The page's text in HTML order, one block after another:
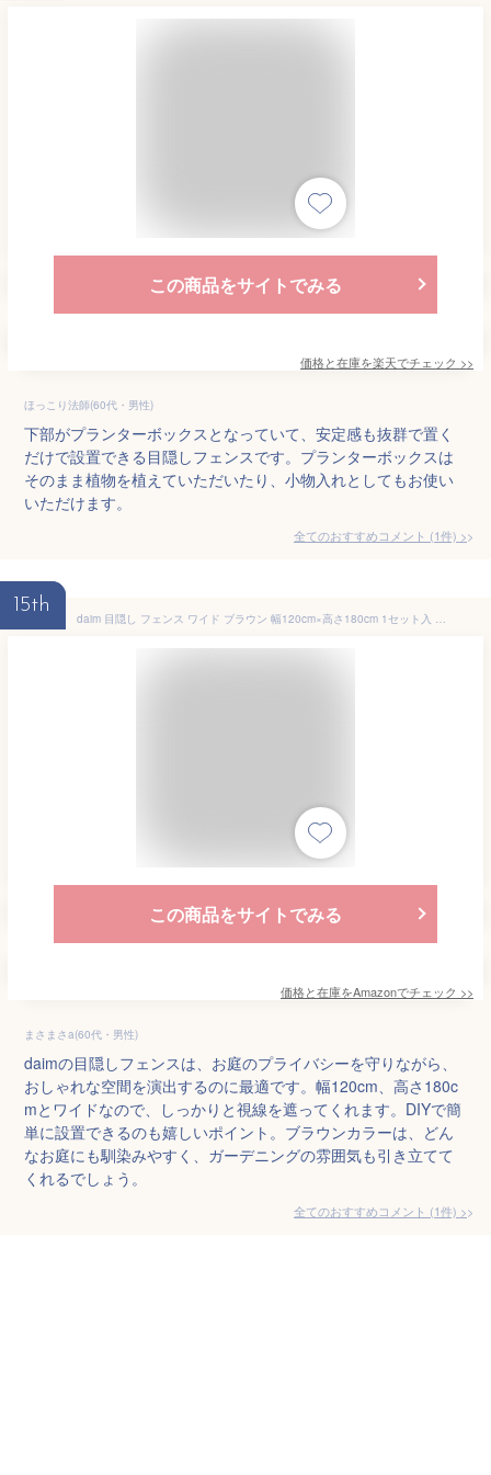
この商品をサイトでみる
価格と在庫を楽天でチェック >>
ほっこり法師(60代・男性)
下部がプランターボックスとなっていて、安定感も抜群で置く
だけで設置できる目隠しフェンスです。プランターボックスは
そのまま植物を植えていただいたり、小物入れとしてもお使い
いただけます。
全てのおすすめコメント (1件) >
15th
daim 目隠し フェンス ワイド ブラウン 幅120cm×高さ180cm 1セット入 DIY 目隠し フェンス 屋外 ガーデン 花壇 ガーデニング 柵 庭 ルーバー エクステリア
この商品をサイトでみる
価格と在庫をAmazonでチェック >>
まさまさa(60代・男性)
daimの目隠しフェンスは、お庭のプライバシーを守りながら、
おしゃれな空間を演出するのに最適です。幅120cm、高さ180c
mとワイドなので、しっかりと視線を遮ってくれます。DIYで簡
単に設置できるのも嬉しいポイント。ブラウンカラーは、どん
なお庭にも馴染みやすく、ガーデニングの雰囲気も引き立てて
くれるでしょう。
全てのおすすめコメント (1件) >